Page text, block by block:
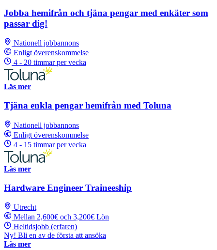
Jobba hemifrån och tjäna pengar med enkäter som
passar dig!
Nationell jobbannons
Enligt överenskommelse
4 - 20 timmar per vecka
Läs mer
Tjäna enkla pengar hemifrån med Toluna
Nationell jobbannons
Enligt överenskommelse
4 - 15 timmar per vecka
Läs mer
Hardware Engineer Traineeship
Utrecht
Mellan 2,600€ och 3,200€ Lön
Heltidsjobb (erfaren)
Ny! Bli en av de första att ansöka
Läs mer